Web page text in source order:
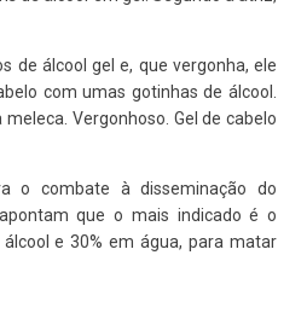
de álcool gel e, que vergonha, ele
com umas gotinhas de álcool.
Vergonhoso. Gel de cabelo
o combate à disseminação do
que o mais indicado é o
e 30% em água, para matar